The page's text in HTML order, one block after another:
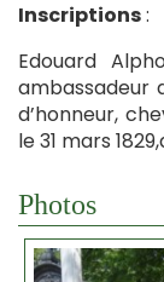
Inscriptions:
Edouard
ambassadeur
d’honneur,
le 31 mars
Photos